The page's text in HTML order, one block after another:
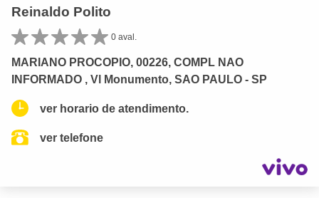
Reinaldo Polito
0 aval.
MARIANO PROCOPIO, 00226, COMPL NAO
INFORMADO , Vl Monumento, SAO PAULO - SP
ver horario de atendimento.
ver telefone